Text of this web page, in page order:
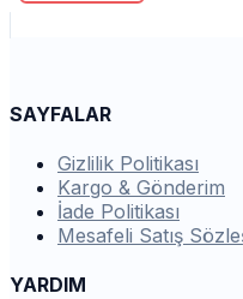
SAYFALAR
Gizlilik Politikası
Kargo & Gönderim
İade Politikası
Mesafeli Satış
YARDIM